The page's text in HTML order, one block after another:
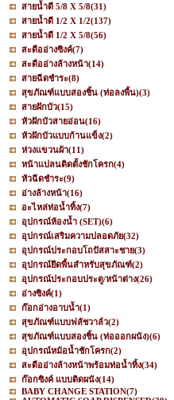
สายน้ำดี 5/8 X 5/8(31)
สายน้ำดี 1/2 X 1/2(137)
สายน้ำดี 1/2 X 5/8(56)
สะดืออ่างซิงค์(7)
สะดืออ่างล้างหน้า(14)
สายฉีดชำระ(8)
สุขภัณฑ์แบบสองชิ้น (ท่อลงพื้น)(3)
สายฝักบัว(15)
หัวฝักบัวสายอ่อน(16)
หัวฝักบัวแบบก้านแข็ง(2)
ห่วงแขวนผ้า(11)
หน้าแปลนติดตั้งชักโครก(4)
หัวฉีดชำระ(9)
อ่างล้างหน้า(16)
อะไหล่ท่อน้ำทิ้ง(7)
อุปกรณ์ห้องน้ำ (SET)(6)
อุปกรณ์เสริมความปลอดภัย(32)
อุปกรณ์ประกอบโถปัสสาะชาย(3)
อุปกรณ์ยึดพื้นสำหรับสุขภัณฑ์(2)
อุปกรณ์ประกอบประตู/หน้าต่าง(26)
อ่างซิงค์(1)
ก๊อกอ่างอาบน้ำ(1)
สุขภัณฑ์แบบฟลัชวาล์ว(2)
สุขภัณฑ์แบบสองชิ้น (ท่อออกผนัง)(6)
อุปกรณ์หม้อน้ำชักโครก(2)
สะดืออ่างล้างหน้าพร้อมท่อน้ำทิ้ง(34)
ก๊อกซิงค์ แบบติดผนัง(14)
BABY CHANGE STATION(7)